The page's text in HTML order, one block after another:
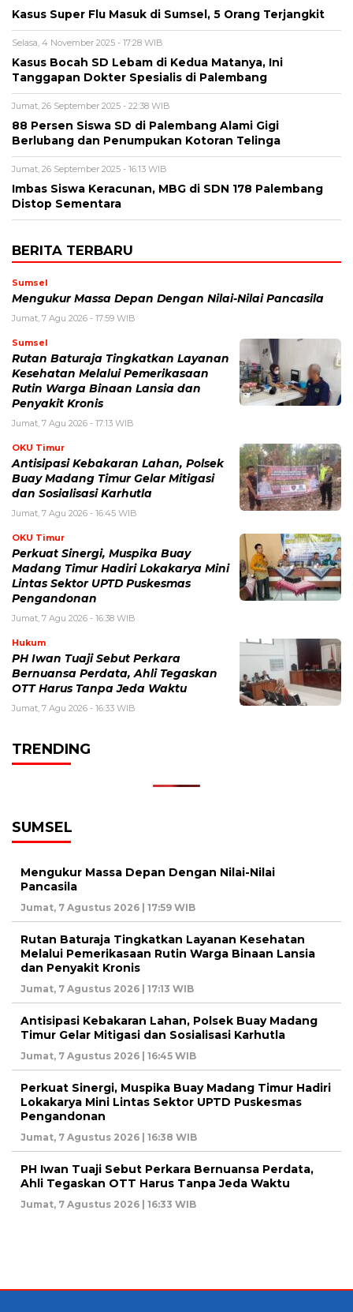
Kasus Super Flu Masuk di Sumsel, 5 Orang Terjangkit
Selasa, 4 November 2025 - 17:28 WIB
Kasus Bocah SD Lebam di Kedua Matanya, Ini
Tanggapan Dokter Spesialis di Palembang
Jumat, 26 September 2025 - 22:38 WIB
88 Persen Siswa SD di Palembang Alami Gigi
Berlubang dan Penumpukan Kotoran Telinga
Jumat, 26 September 2025 - 16:13 WIB
Imbas Siswa Keracunan, MBG di SDN 178 Palembang
Distop Sementara
BERITA TERBARU
Sumsel
Mengukur Massa Depan Dengan Nilai-Nilai Pancasila
Jumat, 7 Agu 2026 - 17:59 WIB
Sumsel
Rutan Baturaja Tingkatkan Layanan
Kesehatan Melalui Pemerikasaan
Rutin Warga Binaan Lansia dan
Penyakit Kronis
Jumat, 7 Agu 2026 - 17:13 WIB
OKU Timur
Antisipasi Kebakaran Lahan, Polsek
Buay Madang Timur Gelar Mitigasi
dan Sosialisasi Karhutla
Jumat, 7 Agu 2026 - 16:45 WIB
OKU Timur
Perkuat Sinergi, Muspika Buay
Madang Timur Hadiri Lokakarya Mini
Lintas Sektor UPTD Puskesmas
Pengandonan
Jumat, 7 Agu 2026 - 16:38 WIB
Hukum
PH Iwan Tuaji Sebut Perkara
Bernuansa Perdata, Ahli Tegaskan
OTT Harus Tanpa Jeda Waktu
Jumat, 7 Agu 2026 - 16:33 WIB
TRENDING
SUMSEL
Mengukur Massa Depan Dengan Nilai-Nilai
Pancasila
Jumat, 7 Agustus 2026 | 17:59 WIB
Rutan Baturaja Tingkatkan Layanan Kesehatan
Melalui Pemerikasaan Rutin Warga Binaan Lansia
dan Penyakit Kronis
Jumat, 7 Agustus 2026 | 17:13 WIB
Antisipasi Kebakaran Lahan, Polsek Buay Madang
Timur Gelar Mitigasi dan Sosialisasi Karhutla
Jumat, 7 Agustus 2026 | 16:45 WIB
Perkuat Sinergi, Muspika Buay Madang Timur Hadiri
Lokakarya Mini Lintas Sektor UPTD Puskesmas
Pengandonan
Jumat, 7 Agustus 2026 | 16:38 WIB
PH Iwan Tuaji Sebut Perkara Bernuansa Perdata,
Ahli Tegaskan OTT Harus Tanpa Jeda Waktu
Jumat, 7 Agustus 2026 | 16:33 WIB